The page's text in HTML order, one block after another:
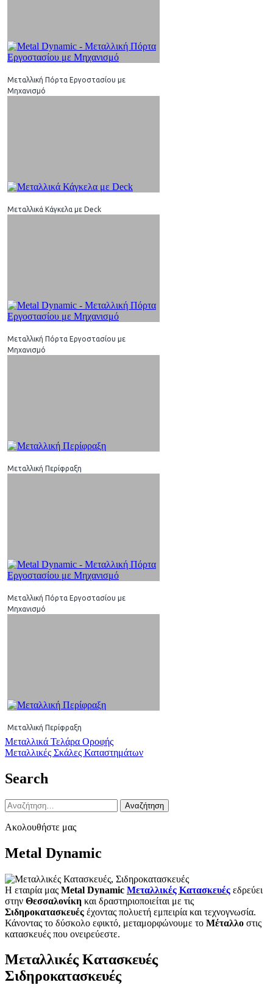
Μεταλλική Πόρτα Εργοστασίου με
Μηχανισμό
Μεταλλικά Κάγκελα με Deck
Μεταλλική Πόρτα Εργοστασίου με
Μηχανισμό
Μεταλλική Περίφραξη
Μεταλλική Πόρτα Εργοστασίου με
Μηχανισμό
Μεταλλική Περίφραξη
Πλοήγηση
άρθρων
Μεταλλικά Τελάρα Οροφής
Μεταλλικές Σκάλες Καταστημάτων
Search
Αναζήτηση
για:
Ακολουθήστε μας
Metal Dynamic
Η εταιρία μας Metal Dynamic Μεταλλικές Κατασκευές εδρεύει
στην Θεσσαλονίκη και δραστηριοποιείται με τις
Σιδηροκατασκευές έχοντας πολυετή εμπειρία και τεχνογνωσία.
Κάνοντας το δύσκολο εφικτό, μεταμορφώνουμε το Μέταλλο στις
κατασκευές που ονειρεύεστε.
Μεταλλικές Κατασκευές
Σιδηροκατασκευές